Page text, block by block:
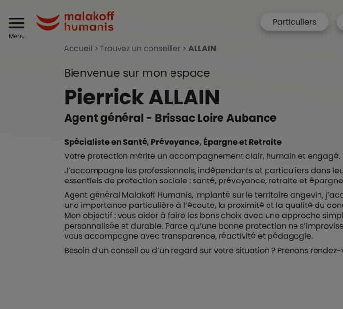
Header
Menu Malakoff Humanis Accueil
menu hp
Particuliers
Accueil Trouvez un conseiller ALLAIN
Bienvenue sur mon espace
PierrickALLAIN
Agent général - Brissac Loire Aubance
Spécialiste en Santé, Prévoyance, Épargne et Retraite
Votre protection mérite un accompagnement clair, humain et engagé.
J’accompagne les professionnels, indépendants et particuliers dans
essentiels de protection sociale : santé, prévoyance, retraite et
Agent général Malakoff Humanis, implanté sur le territoire angevin,
une importance particulière à l’écoute, la proximité et la qualité du
Mon objectif : vous aider à faire les bons choix avec une approche
personnalisée et durable. Parce qu’une bonne protection ne
vous accompagne avec transparence, réactivité et pédagogie.
Besoin d’un conseil ou d’un regard sur votre situation ? Prenons rendez-